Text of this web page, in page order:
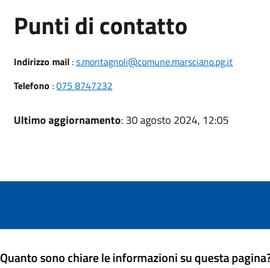
Punti di contatto
Indirizzo mail:s.montagnoli@comune.marsciano.pg.it
Telefono :075 8747232
Ultimo aggiornamento: 30 agosto 2024, 12:05
Quanto sono chiare le informazioni su questa